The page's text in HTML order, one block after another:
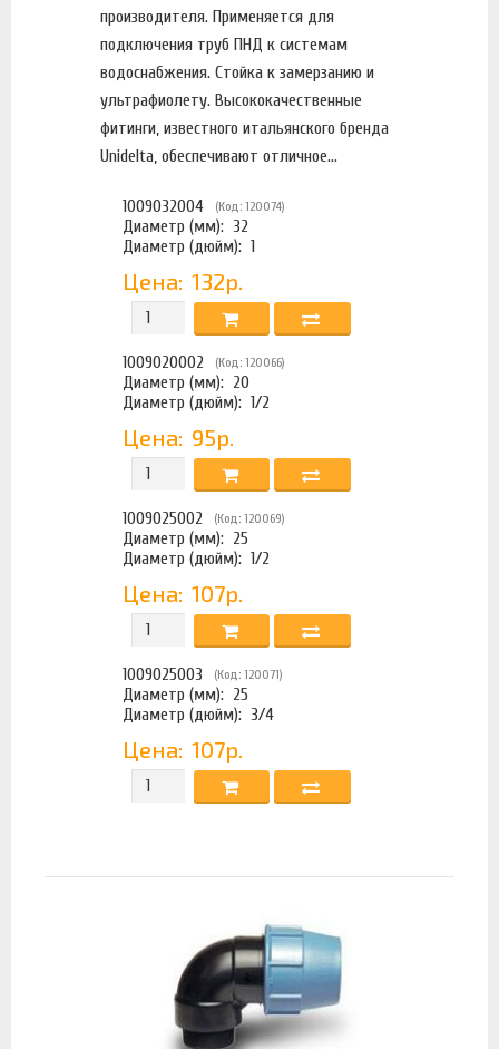
производителя. Применяется для
подключения труб ПНД к системам
водоснабжения. Стойка к замерзанию и
ультрафиолету. Высококачественные
фитинги, известного итальянского бренда
Unidelta, обеспечивают отличное...
1009032004 (Код: 120074)
Диаметр (мм): 32
Диаметр (дюйм):1
Цена:132р.
1009020002 (Код: 120066)
Диаметр (мм): 20
Диаметр (дюйм):1/2
Цена: 95р.
1009025002 (Код: 120069)
Диаметр (мм): 25
Диаметр (дюйм):1/2
Цена:107р.
1009025003 (Код: 120071)
Диаметр (мм): 25
Диаметр (дюйм): 3/4
Цена:107р.